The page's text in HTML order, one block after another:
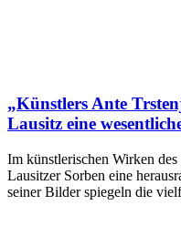
„Künstlers Ante
Lausitz eine
Im künstlerischen Wirken
Lausitzer Sorben eine
seiner Bilder spiegeln die